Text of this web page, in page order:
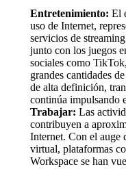
Entretenimiento: El
uso de Internet,
servicios de
junto con los juegos
sociales como
grandes cantidades
de alta definición,
continúa impulsando
Trabajar: Las
contribuyen a
Internet. Con el auge
virtual, plataformas
Workspace se han